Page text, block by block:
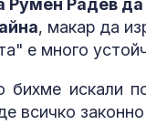
Румен Радев
, макар да
е много
искали
всичко
щурмовите
хеликоптери
Как войните
Иран и Украйна се